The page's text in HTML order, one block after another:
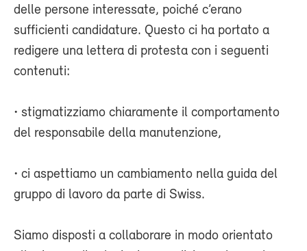
delle persone interessate, poiché c’erano
sufficienti candidature. Questo ci ha portato a
redigere una lettera di protesta con i seguenti
contenuti:
• stigmatizziamo chiaramente il comportamento
del responsabile della manutenzione,
• ci aspettiamo un cambiamento nella guida del
gruppo di lavoro da parte di Swiss.
Siamo disposti a collaborare in modo orientato